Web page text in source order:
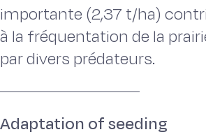
importante (2,37 t/ha)
à la fréquentation de la
par divers prédateurs.
Adaptation of seeding